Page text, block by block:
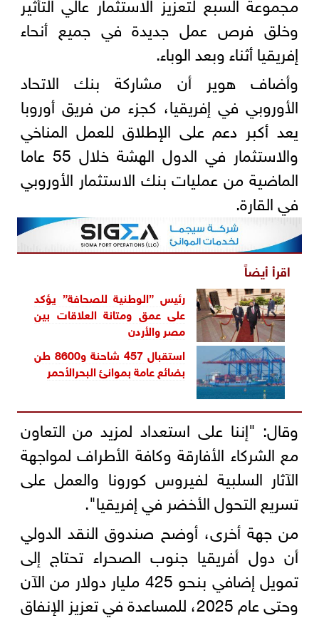
وخلق فرص عمل جديدة في جميع أنحاء
إفريقيا أثناء وبعد الوباء.
وأضاف هوير أن مشاركة بنك الاتحاد
الأوروبي في إفريقيا، كجزء من فريق أوروبا
يعد أكبر دعم على الإطلاق للعمل المناخي
والاستثمار في الدول الهشة خلال 55 عاما
الماضية من عمليات بنك الاستثمار الأوروبي
في القارة.
اقرأ أيضاً
رئيس ”الوطنية للصحافة” يؤكد
على عمق ومتانة العلاقات بين
مصر والأردن
استقبال 457 شاحنة و8600 طن
بضائع عامة بموانئ البحرالأحمر
وقال: "إننا على استعداد لمزيد من التعاون
مع الشركاء الأفارقة وكافة الأطراف لمواجهة
الآثار السلبية لفيروس كورونا والعمل على
تسريع التحول الأخضر في إفريقيا".
من جهة أخرى، أوضح صندوق النقد الدولي
أن دول أفريقيا جنوب الصحراء تحتاج إلى
تمويل إضافي بنحو 425 مليار دولار من الآن
وحتى عام 2025، للمساعدة في تعزيز الإنفاق